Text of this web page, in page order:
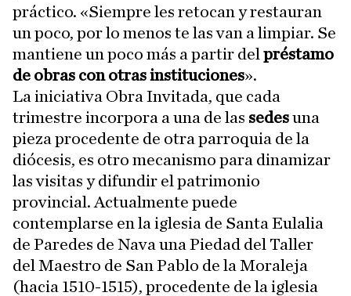
práctico. «Siempre les retocan y restauran
un poco, por lo menos te las van a limpiar. Se
mantiene un poco más a partir del préstamo
de obras con otras instituciones».
La iniciativa Obra Invitada, que cada
trimestre incorpora a una de las sedesuna
pieza procedente de otra parroquia de la
diócesis, es otro mecanismo para dinamizar
las visitas y difundir el patrimonio
provincial. Actualmente puede
contemplarse en la iglesia de Santa Eulalia
de Paredes de Nava una Piedad del Taller
del Maestro de San Pablo de la Moraleja
(hacia 1510-1515), procedente de la iglesia